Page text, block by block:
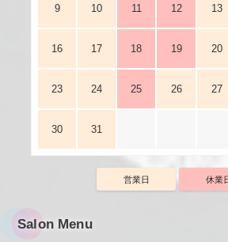
9 10 11 12 13
16 17 18 19 20
23 24 25 26 27
30 31
営業日 休業
Salon Menu